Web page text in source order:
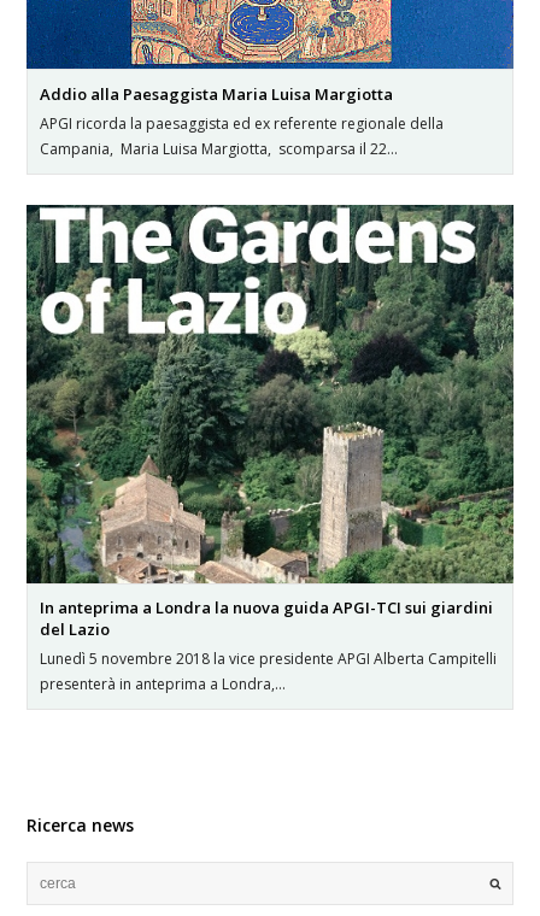
Addio alla Paesaggista Maria Luisa Margiotta
APGI ricorda la paesaggista ed ex referente regionale della
Campania, Maria Luisa Margiotta, scomparsa il 22…
In anteprima a Londra la nuova guida APGI-TCI sui giardini
del Lazio
Lunedì 5 novembre 2018 la vice presidente APGI Alberta Campitelli
presenterà in anteprima a Londra,…
Ricerca news